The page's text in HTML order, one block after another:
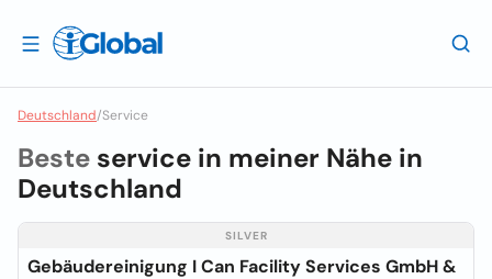
Deutschland/Service
Beste service in meiner Nähe in
Deutschland
SILVER
Gebäudereinigung I Can Facility Services GmbH &